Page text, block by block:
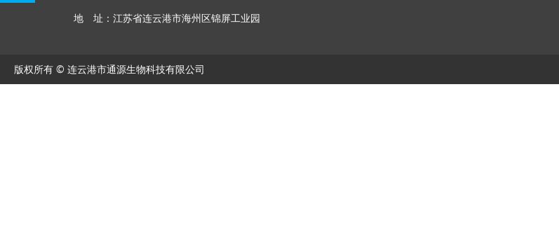
地 址：江苏省连云港市海州区锦屏工业园
版权所有 © 连云港市通源生物科技有限公司